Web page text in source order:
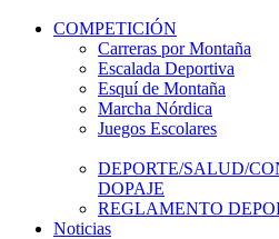
COMPETICIÓN
Carreras por Montaña
Escalada Deportiva
Esquí de Montaña
Marcha Nórdica
Juegos Escolares
DEPORTE/SALUD/
DOPAJE
REGLAMENTO
Noticias